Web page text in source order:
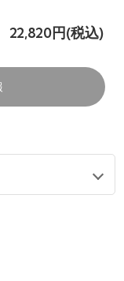
22,820円(税込)